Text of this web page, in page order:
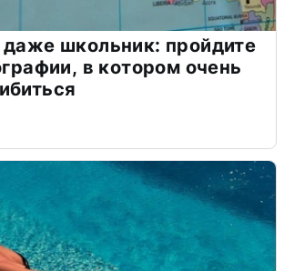
даже школьник: пройдите
в котором очень